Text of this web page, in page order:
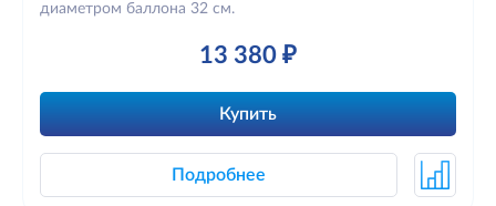
диаметром баллона 32 см.
13 380 ₽
Купить
Подробнее